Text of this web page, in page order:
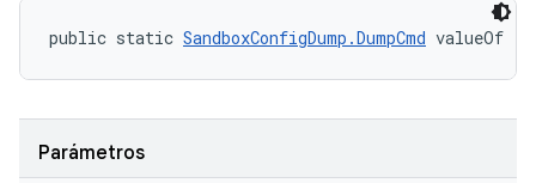
public static SandboxConfigDump.DumpCmd valueOf
Parámetros